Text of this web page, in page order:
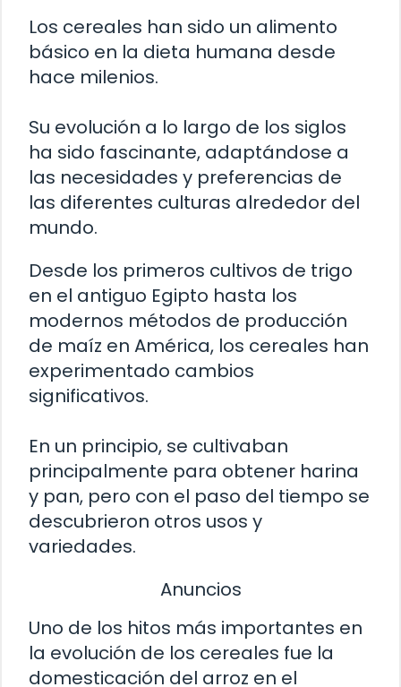
Los cereales han sido un alimento
básico en la dieta humana desde
hace milenios.
Su evolución a lo largo de los siglos
ha sido fascinante, adaptándose a
las necesidades y preferencias de
las diferentes culturas alrededor del
mundo.
Desde los primeros cultivos de trigo
en el antiguo Egipto hasta los
modernos métodos de producción
de maíz en América, los cereales han
experimentado cambios
significativos.
En un principio, se cultivaban
principalmente para obtener harina
y pan, pero con el paso del tiempo se
descubrieron otros usos y
variedades.
Anuncios
Uno de los hitos más importantes en
la evolución de los cereales fue la
domesticación del arroz en el